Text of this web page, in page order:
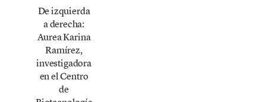
De izquierda
a derecha:
Aurea Karina
Ramírez,
investigadora
en el Centro
de